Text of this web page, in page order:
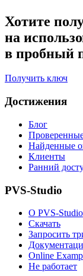
Хотите
на
в пробный
Получить ключ
Достижения
Блог
Найденные
Клиенты
Ранний
PVS-Studio
О PVS-Studio
Скачать
Запросить
Online
Не работает